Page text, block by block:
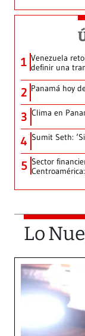
1 Venezuela
definir una
2 Panamá hoy
3 Clima en
4 Sumit Seth:
5 Sector
Lo